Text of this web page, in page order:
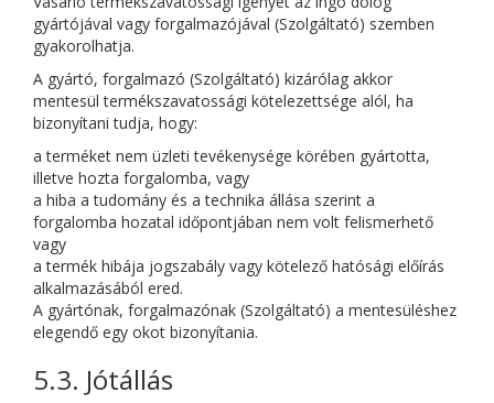
gyártójával vagy forgalmazójával (Szolgáltató) szemben
gyakorolhatja.
A gyártó, forgalmazó (Szolgáltató) kizárólag akkor
mentesül termékszavatossági kötelezettsége alól, ha
bizonyítani tudja, hogy:
a terméket nem üzleti tevékenysége körében gyártotta,
illetve hozta forgalomba, vagy
a hiba a tudomány és a technika állása szerint a
forgalomba hozatal időpontjában nem volt felismerhető
vagy
a termék hibája jogszabály vagy kötelező hatósági előírás
alkalmazásából ered.
A gyártónak, forgalmazónak (Szolgáltató) a mentesüléshez
elegendő egy okot bizonyítania.
5.3. Jótállás